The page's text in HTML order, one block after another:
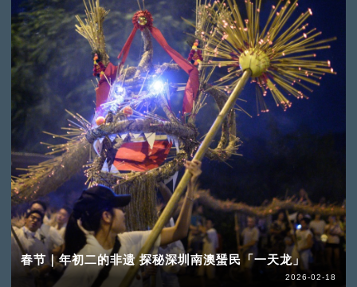
春节｜年初二的非遗 探秘深圳南澳蜑民「一天龙」
2026-02-18